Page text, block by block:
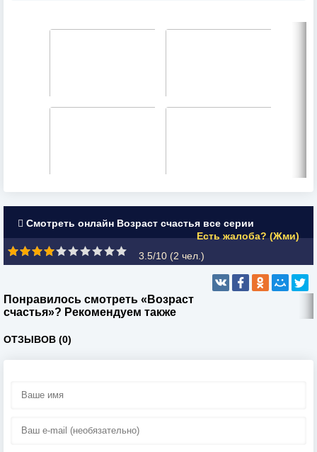
Смотреть онлайн Возраст счастья все серии
Есть жалоба? (Жми)
3.5/10 (2 чел.)
Понравилось смотреть «Возраст
счастья»? Рекомендуем также
ОТЗЫВОВ (0)